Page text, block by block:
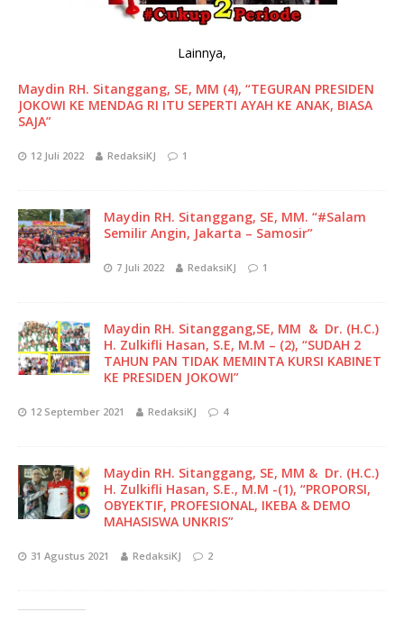
Lainnya,
Maydin RH. Sitanggang, SE, MM (4), “TEGURAN PRESIDEN
JOKOWI KE MENDAG RI ITU SEPERTI AYAH KE ANAK, BIASA
SAJA”
12 Juli 2022 RedaksiKJ 1
Maydin RH. Sitanggang, SE, MM. “#Salam
Semilir Angin, Jakarta – Samosir”
7 Juli 2022 RedaksiKJ 1
Maydin RH. Sitanggang,SE, MM & Dr. (H.C.)
H. Zulkifli Hasan, S.E, M.M – (2), “SUDAH 2
TAHUN PAN TIDAK MEMINTA KURSI KABINET
KE PRESIDEN JOKOWI”
12 September 2021 RedaksiKJ 4
Maydin RH. Sitanggang, SE, MM & Dr. (H.C.)
H. Zulkifli Hasan, S.E., M.M -(1), “PROPORSI,
OBYEKTIF, PROFESIONAL, IKEBA & DEMO
MAHASISWA UNKRIS”
31 Agustus 2021 RedaksiKJ 2